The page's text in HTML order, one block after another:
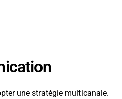
une stratégie multicanale.